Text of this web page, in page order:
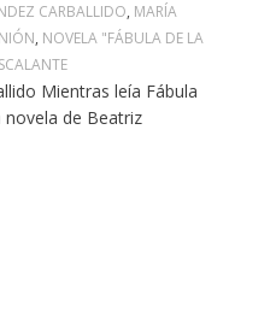
CARBALLIDO, MARÍA
, NOVELA "FÁBULA DE LA
Mientras leía Fábula
de Beatriz